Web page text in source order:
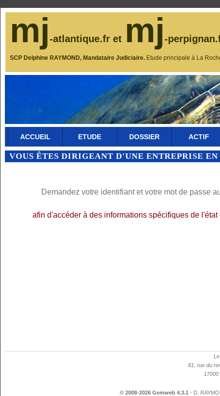
mj-atlantique.fr et mj-
SCP Delphine RAYMOND, Mandataire Judiciaire. Etude principale à La
ACCUEIL ETUDE DOSSIER ACTIF
VOUS ÊTES DIRIGEANT D'UNE ENTREPRISE
Demandez votre identifiant et votre mot de passe
afin d'accéder à des informations spécifiques de
81, rue du
17000
© 2008-2026 Gemweb 4.3.1 - D.